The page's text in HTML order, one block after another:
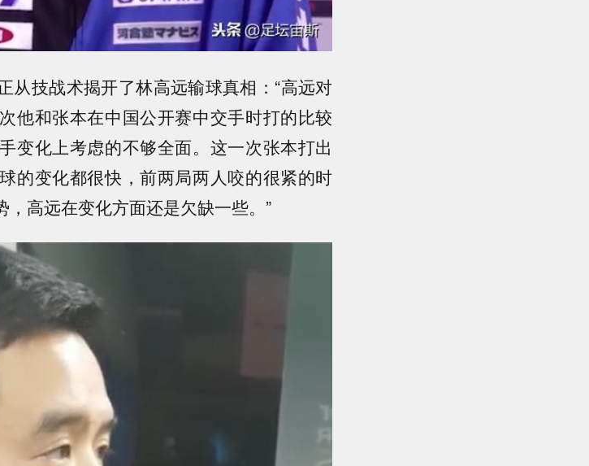
从技战术揭开了林高远输球真相：“高远对
他和张本在中国公开赛中交手时打的比较
变化上考虑的不够全面。这一次张本打出
的变化都很快，前两局两人咬的很紧的时
高远在变化方面还是欠缺一些。”